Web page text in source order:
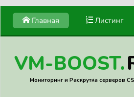
Главная Листинг
VM-BOOST.
Мониторинг и Раскрутка серверов